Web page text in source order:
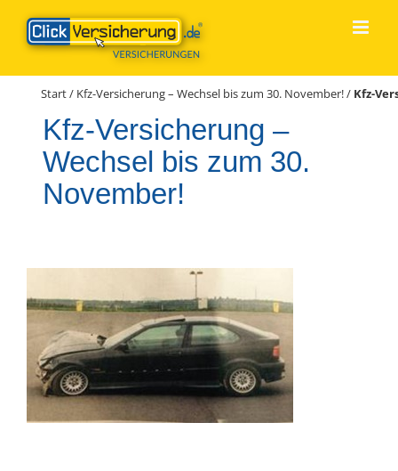
Inhalt
springen
Start/ Kfz-Versicherung – Wechsel bis zum 30. November!/ Kfz-
Kfz-Versicherung –
Wechsel bis zum 30.
November!